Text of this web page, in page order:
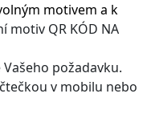
motivem a k
motiv QR KÓD NA
požadavku.
v mobilu nebo